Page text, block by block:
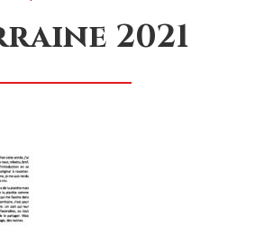
2021